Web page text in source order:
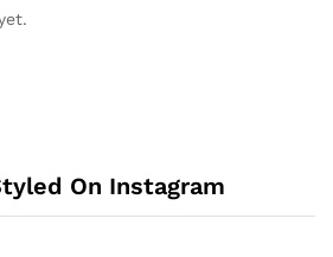
On Instagram